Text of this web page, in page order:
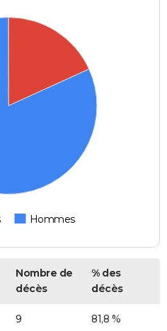
Hommes
Nombre de
décès
% des
décès
9 81,8 %